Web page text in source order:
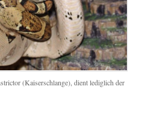
(Kaiserschlange), dient lediglich der